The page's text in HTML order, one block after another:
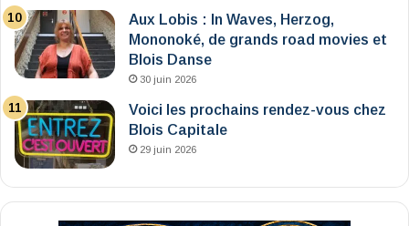
Aux Lobis : In Waves, Herzog,
Mononoké, de grands road movies et
Blois Danse
30 juin 2026
Voici les prochains rendez-vous chez
Blois Capitale
29 juin 2026